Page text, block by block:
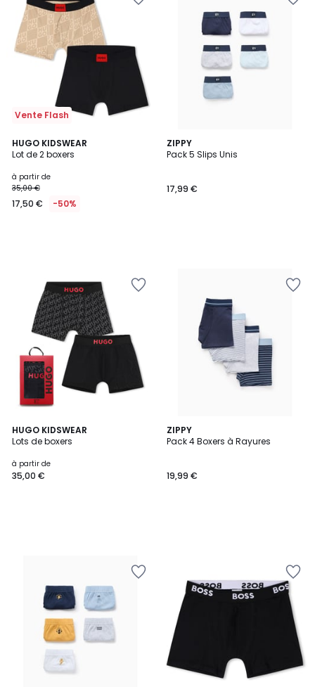
Vente Flash
HUGO KIDSWEAR
Lot de 2 boxers
à partir de
35,00 €
17,50 € -50%
ZIPPY
Pack 5 Slips Unis
17,99 €
HUGO KIDSWEAR
Lots de boxers
à partir de
35,00 €
ZIPPY
Pack 4 Boxers à Rayures
19,99 €